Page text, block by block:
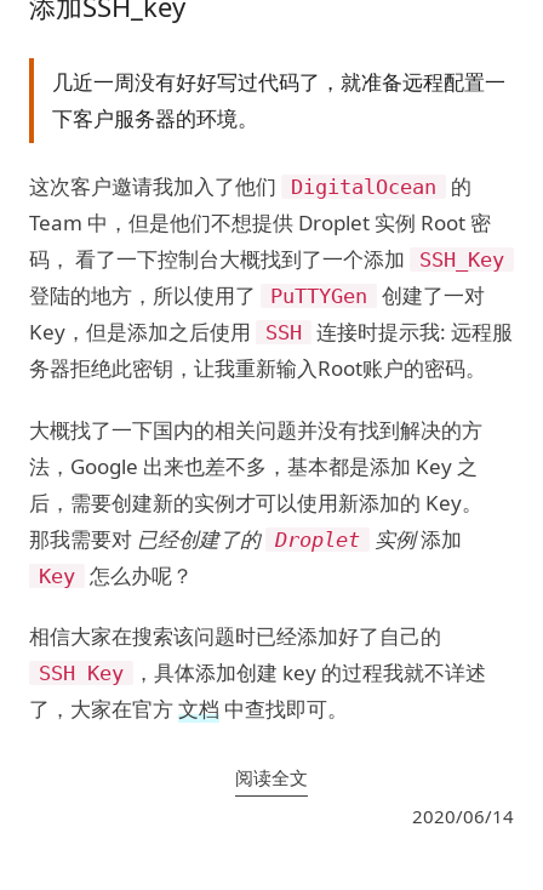
几近一周没有好好写过代码了，就准备远程配置一
下客户服务器的环境。
这次客户邀请我加入了他们 DigitalOcean
的
Team 中，但是他们不想提供 Droplet 实例 Root 密
码， 看了一下控制台大概找到了一个添加
SSH_Key
登陆的地方，所以使用了 PuTTYGen
创建了一对
Key，但是添加之后使用
SSH
连接时提示我: 远程服
务器拒绝此密钥，让我重新输入Root账户的密码。
大概找了一下国内的相关问题并没有找到解决的方
法，Google 出来也差不多，基本都是添加 Key 之
后，需要创建新的实例才可以使用新添加的 Key。
那我需要对 已经创建了的 Droplet 实例添加
Key 怎么办呢？
相信大家在搜索该问题时已经添加好了自己的
SSH Key
，具体添加创建 key 的过程我就不详述
了，大家在官方文档中查找即可。
阅读全文
2020/06/14